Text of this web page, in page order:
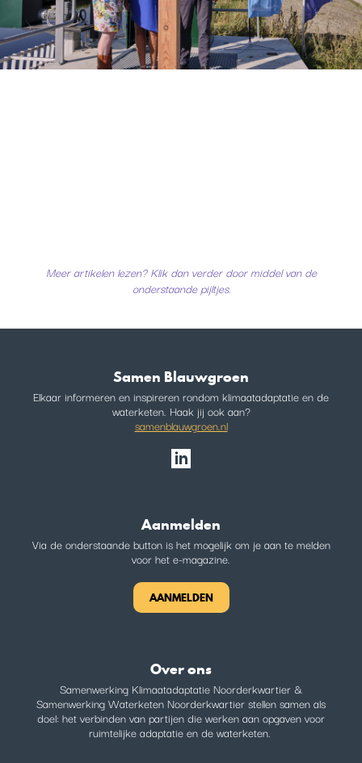
Meer artikelen lezen? Klik dan verder door middel van de
onderstaande pijltjes.
Samen Blauwgroen
Elkaar informeren en inspireren rondom klimaatadaptatie en de
waterketen. Haak jij ook aan?
samenblauwgroen.nl
Aanmelden
Via de onderstaande button is het mogelijk om je aan te melden
voor het e-magazine.
AANMELDEN
Over ons
Samenwerking Klimaatadaptatie Noorderkwartier &
Samenwerking Waterketen Noorderkwartier stellen samen als
doel: het verbinden van partijen die werken aan opgaven voor
ruimtelijke adaptatie en de waterketen.